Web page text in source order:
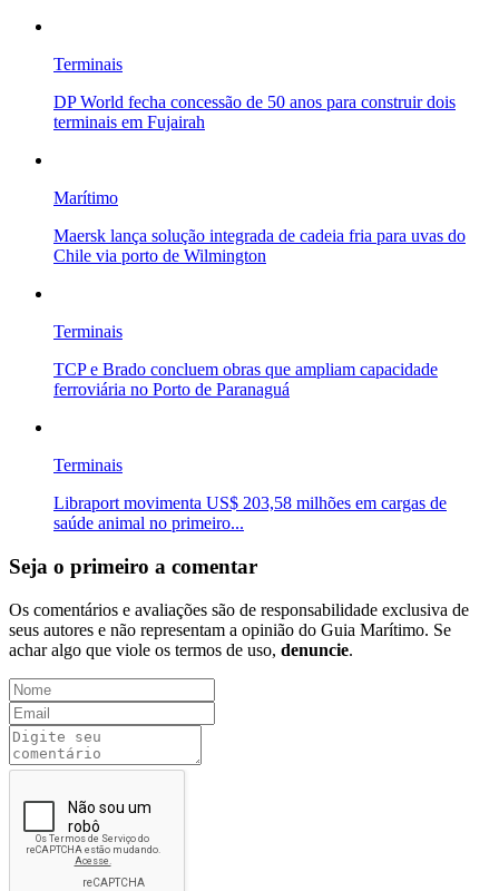
Terminais
DP World fecha concessão de 50 anos para construir dois
terminais em Fujairah
Marítimo
Maersk lança solução integrada de cadeia fria para uvas do
Chile via porto de Wilmington
Terminais
TCP e Brado concluem obras que ampliam capacidade
ferroviária no Porto de Paranaguá
Terminais
Libraport movimenta US$ 203,58 milhões em cargas de
saúde animal no primeiro...
Seja o primeiro a comentar
Os comentários e avaliações são de responsabilidade exclusiva de
seus autores e não representam a opinião do Guia Marítimo. Se
achar algo que viole os termos de uso, denuncie.